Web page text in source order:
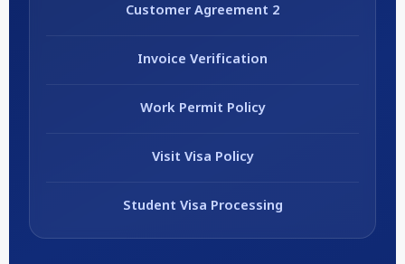
Customer Agreement 2
Invoice Verification
Work Permit Policy
Visit Visa Policy
Student Visa Processing